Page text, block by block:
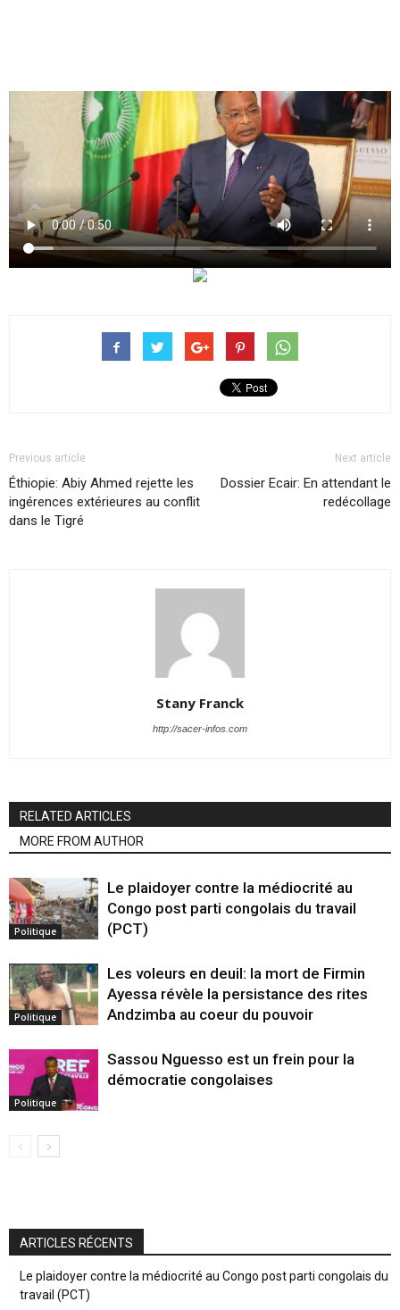
Previous article
Éthiopie: Abiy Ahmed rejette les
ingérences extérieures au conflit
dans le Tigré
Next article
Dossier Ecair: En attendant le
redécollage
Stany Franck
http://sacer-infos.com
RELATED ARTICLES
MORE FROM AUTHOR
Politique
Le plaidoyer contre la médiocrité au
Congo post parti congolais du travail
(PCT)
Politique
Les voleurs en deuil: la mort de Firmin
Ayessa révèle la persistance des rites
Andzimba au coeur du pouvoir
Politique
Sassou Nguesso est un frein pour la
démocratie congolaises
ARTICLES RÉCENTS
Le plaidoyer contre la médiocrité au Congo post parti congolais du
travail (PCT)